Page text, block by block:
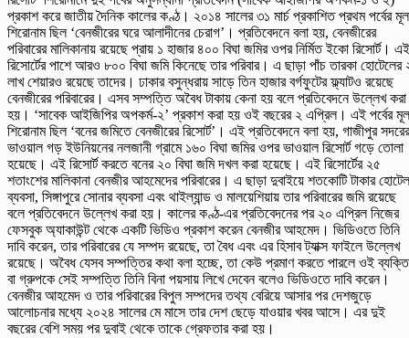
প্রকাশ করে জাতীয় দৈনিক কালের কণ্ঠ। ২০১৪ সালের ৩১ মার্চ প্রকাশিত প্রথম পর্বের মূল
শিরোনাম ছিল ‘বেনজীরের ঘরে আলাদীনের চেরাগ’। প্রতিবেদনে বলা হয়, বেনজীরের
পরিবারের মালিকানায় রয়েছে প্রায় ১ হাজার ৪০০ বিঘা জমির ওপর নির্মিত ইকো রিসোর্ট। এই
রিসোর্টের পাশে আরও ৮০০ বিঘা জমি কিনেছে তার পরিবার। এ ছাড়া পাঁচ তারকা হোটেলের
লাখ শেয়ারও রয়েছে তাদের। ঢাকার বসুন্ধরায় সাড়ে তিন হাজার বর্গফুটের ফ্ল্যাটও রয়েছে
বেনজীরের পরিবারের। এসব সম্পত্তি অবৈধ টাকায় কেনা হয় বলে প্রতিবেদনে উল্লেখ করা
হয়। ‘সাবেক আইজিপির অপকর্ম-২’ প্রকাশ করা হয় ওই বছরের ২ এপ্রিল। এই পর্বের মূল
শিরোনাম ছিল ‘বনের জমিতে বেনজীরের রিসোর্ট’। এই প্রতিবেদনে বলা হয়, গাজীপুর সদরের
ভাওয়াল গড় ইউনিয়নের নলজানী গ্রামে ১৬০ বিঘা জমির ওপর ভাওয়াল রিসোর্ট গড়ে তোলা
হয়েছে। এই রিসোর্ট করতে বনের ২০ বিঘা জমি দখল করা হয়েছে। এই রিসোর্টের ২৫
শতাংশের মালিকানা বেনজীর আহমেদের পরিবারের। এ ছাড়া দুবাইয়ে শতকোটি টাকার হোটেল
ব্যবসা, সিঙ্গাপুরে সোনার ব্যবসা এবং থাইল্যান্ড ও মালয়েশিয়ায় তার পরিবারের জমি রয়েছে
বলে প্রতিবেদনে উল্লেখ করা হয়। কালের কণ্ঠ-এর প্রতিবেদনের পর ২০ এপ্রিল নিজের
ফেসবুক অ্যাকাউন্ট থেকে একটি ভিডিও প্রকাশ করেন বেনজীর আহমেদ। ভিডিওতে তিনি
দাবি করেন, তার পরিবারের যে সম্পদ রয়েছে, তা বৈধ এবং এর হিসাব ট্যাক্স ফাইলে উল্লেখ
রয়েছে। অবৈধ যেসব সম্পত্তির কথা বলা হচ্ছে, তা কেউ প্রমাণ করতে পারলে ওই ব্যক্তি
বা গ্রুপকে সেই সম্পত্তি তিনি বিনা পয়সায় লিখে দেবেন বলেও ভিডিওতে দাবি করেন।
বেনজীর আহমেদ ও তার পরিবারের বিপুল সম্পদের তথ্য বেরিয়ে আসার পর দেশজুড়ে
আলোচনার মধ্যে ২০২৪ সালের মে মাসে তার দেশ ছেড়ে যাওয়ার খবর আসে। এর দুই
বছরের বেশি সময় পর দুবাই থেকে তাকে গ্রেফতার করা হয়।